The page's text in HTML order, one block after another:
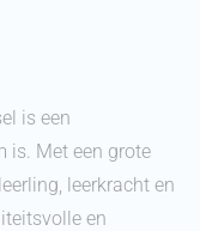
is een
is. Met een grote
leerkracht en
en